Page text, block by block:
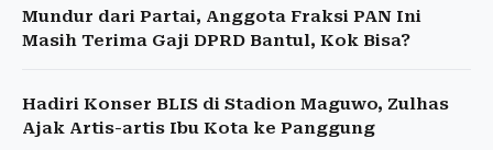
Mundur dari Partai, Anggota Fraksi PAN Ini
Masih Terima Gaji DPRD Bantul, Kok Bisa?
Hadiri Konser BLIS di Stadion Maguwo, Zulhas
Ajak Artis-artis Ibu Kota ke Panggung